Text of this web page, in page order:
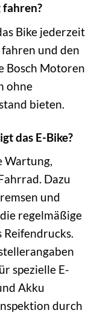
Bike jederzeit
und den
Bosch Motoren
ohne
bieten.
das E-Bike?
Wartung,
Dazu
und
regelmäßige
spezielle E-
Akku
durch